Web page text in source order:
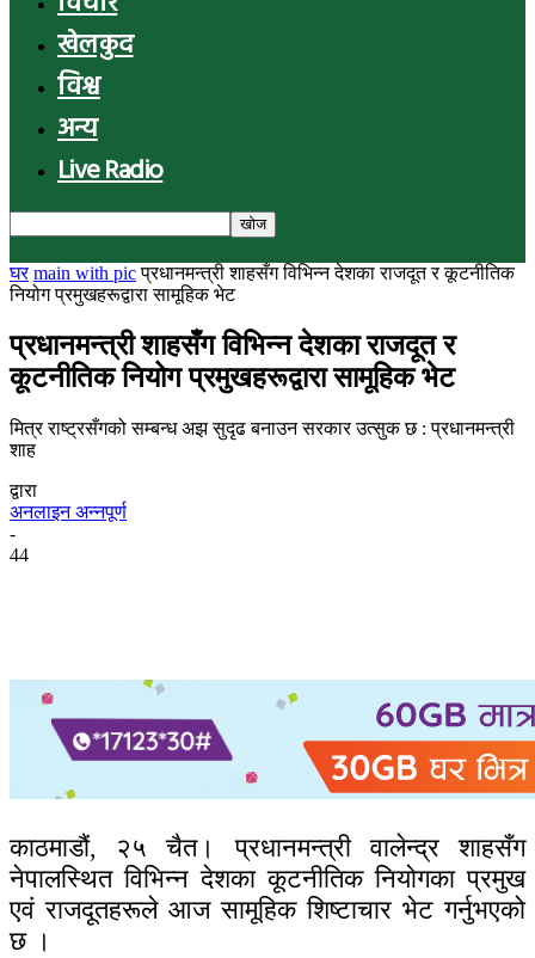
खेलकुद
विश्व
अन्य
Live Radio
घर main with pic प्रधानमन्त्री शाहसँग विभिन्न देशका राजदूत र कूटनीतिक
नियोग प्रमुखहरूद्वारा सामूहिक भेट
प्रधानमन्त्री शाहसँग विभिन्न देशका राजदूत र
कूटनीतिक नियोग प्रमुखहरूद्वारा सामूहिक भेट
मित्र राष्ट्रसँगको सम्बन्ध अझ सुदृढ बनाउन सरकार उत्सुक छ : प्रधानमन्त्री
शाह
द्वारा
अनलाइन अन्नपूर्ण
-
44
काठमाडौं, २५ चैत। प्रधानमन्त्री वालेन्द्र शाहसँग
नेपालस्थित विभिन्न देशका कूटनीतिक नियोगका प्रमुख
एवं राजदूतहरूले आज सामूहिक शिष्टाचार भेट गर्नुभएको
छ ।